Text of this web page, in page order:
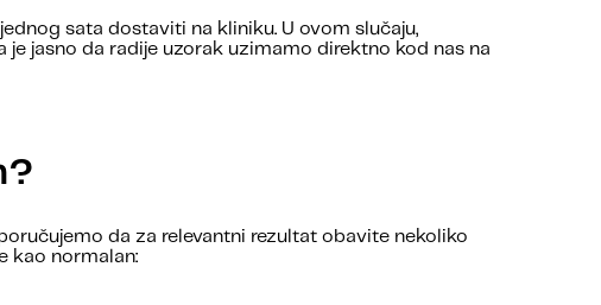
sata dostaviti na kliniku. U ovom slučaju,
jasno da radije uzorak uzimamo direktno kod nas na
da za relevantni rezultat obavite nekoliko
kao normalan: